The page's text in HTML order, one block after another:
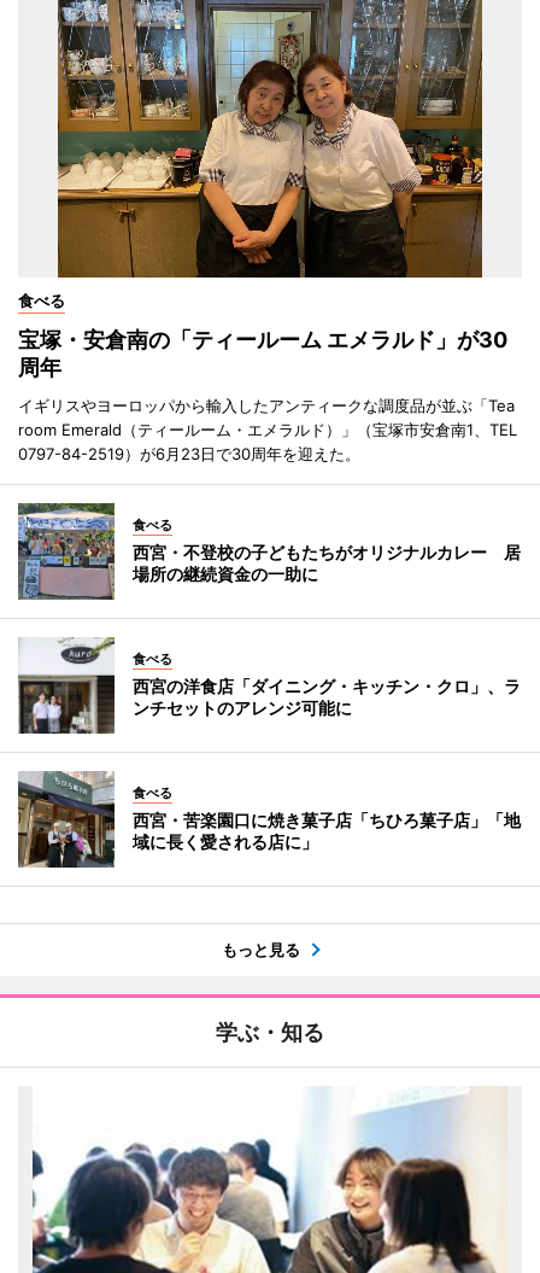
食べる
宝塚・安倉南の「ティールーム エメラルド」が30
周年
イギリスやヨーロッパから輸入したアンティークな調度品が並ぶ「Tea
room Emerald（ティールーム・エメラルド）」（宝塚市安倉南1、TEL
0797-84-2519）が6月23日で30周年を迎えた。
食べる
西宮・不登校の子どもたちがオリジナルカレー 居
場所の継続資金の一助に
食べる
西宮の洋食店「ダイニング・キッチン・クロ」、ラ
ンチセットのアレンジ可能に
食べる
西宮・苦楽園口に焼き菓子店「ちひろ菓子店」「地
域に長く愛される店に」
もっと見る
学ぶ・知る